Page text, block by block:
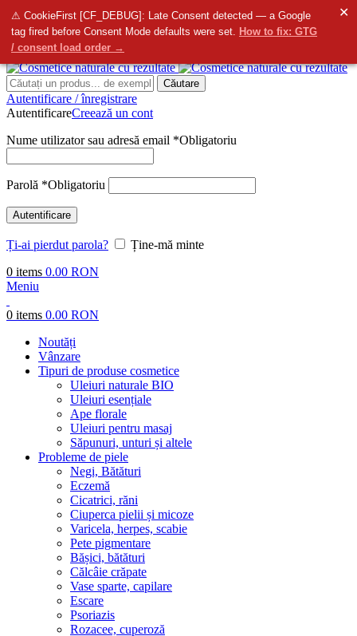
⚠ CookieFirst [CF_DEBUG]: Late Consent detected — a Google
tag fired before Consent Mode defaults were set. How to fix: GTG
/ consent load order →
✕
info@bellmedi.ro
Contactați-ne
- Suntem aici pentru dvs. de la8:00do16:00
Căutare
Autentificare / înregistrare
AutentificareCreează un cont
Nume utilizator sau adresă email *Obligatoriu
Parolă *Obligatoriu
Autentificare
Ți-ai pierdut parola?
Ține-mă minte
0 items 0.00 RON
Meniu
0 items 0.00 RON
Noutăți
Vânzare
Tipuri de produse cosmetice
Uleiuri naturale BIO
Uleiuri esențiale
Ape florale
Uleiuri pentru masaj
Săpunuri, unturi și altele
Probleme de piele
Negi, Bătături
Eczemă
Cicatrici, răni
Ciuperca pielii și micoze
Varicela, herpes, scabie
Pete pigmentare
Bășici, bătături
Călcâie crăpate
Vase sparte, capilare
Escare
Psoriazis
Rozacee, cuperoză